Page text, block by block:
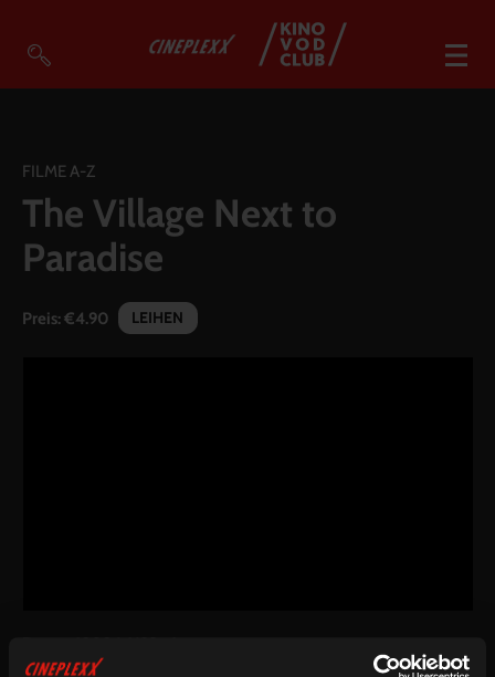
So geht’s
Filmpakete
Gutscheine
Account
FILME A-Z
The Village Next to
Paradise
Preis:€4.90 LEIHEN
AT / FR / DE / SO